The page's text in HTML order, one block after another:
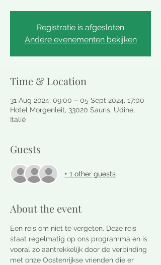
Registratie is afgesloten
Andere evenementen bekijken
Time & Location
31 Aug 2024, 09:00 – 05 Sept 2024, 17:00
Hotel Morgenleit, 33020 Sauris, Udine,
Italië
Guests
+ 1 other guests
About the event
Een reis om niet te vergeten. Deze reis
staat regelmatig op ons programma en is
vooral zo aantrekkelijk door de verbinding
met onze Oostenrijkse vrienden die er